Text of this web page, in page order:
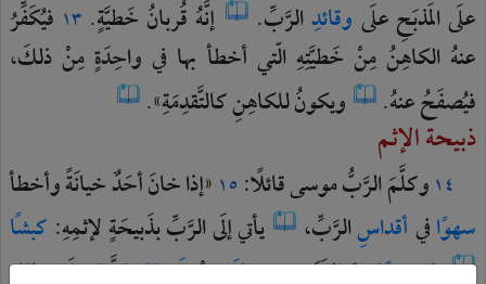
علَىالمَذبَحِعلَىوقائدِالرَّبِّ. إنَّهُقُربانُخَطيَّةٍ. ١٣ فيُكَفِّرُ
عنهُالكاهِنُمِنْ خَطيَّتِهِالّتي أخطأ بها في واحِدَةٍمِنْذلكَ،
فيُصفَحُعنهُ. ويكونُللكاهِنِكالتَّقدِمَةِ».
ذبيحة الإثم
١٤وكلَّمَالرَّبُّموسىقائلًا: ١٥ «إذاخانَأحَدٌخيانَةًوأخطأ
سهوًافيأقداسِالرَّبِّ، يأتيإلَىالرَّبِّبذَبيحَةٍلإثمِهِ:كبشًا